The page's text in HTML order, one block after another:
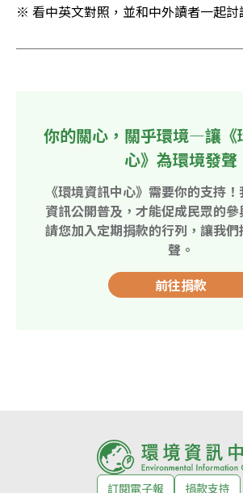
※ 看中英文對照，並和中外讀者一起討
你的關心，關乎環境—讓《
心》為環境發聲
《環境資訊中心》需要你的支持
資訊公開普及，才能促成民眾的
請您加入定期捐款的行列，讓我
聲。
前往捐款
訂閱電子報 捐款支持